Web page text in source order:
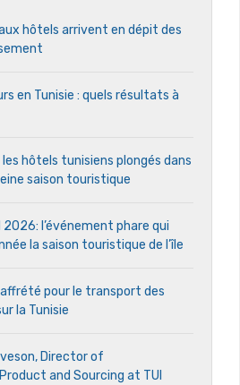
hôtels arrivent en dépit des
en Tunisie : quels résultats à
les hôtels tunisiens plongés dans
saison touristique
2026: l’événement phare qui
la saison touristique de l’île
pour le transport des
la Tunisie
Director of
and Sourcing at TUI